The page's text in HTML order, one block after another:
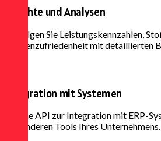
Berichte und Analysen
Verfolgen Sie Leistungskennzahlen,
Kundenzufriedenheit mit detaillierten
Integration mit Systemen
Offene API zur Integration mit ERP-
und anderen Tools Ihres Unternehmens.